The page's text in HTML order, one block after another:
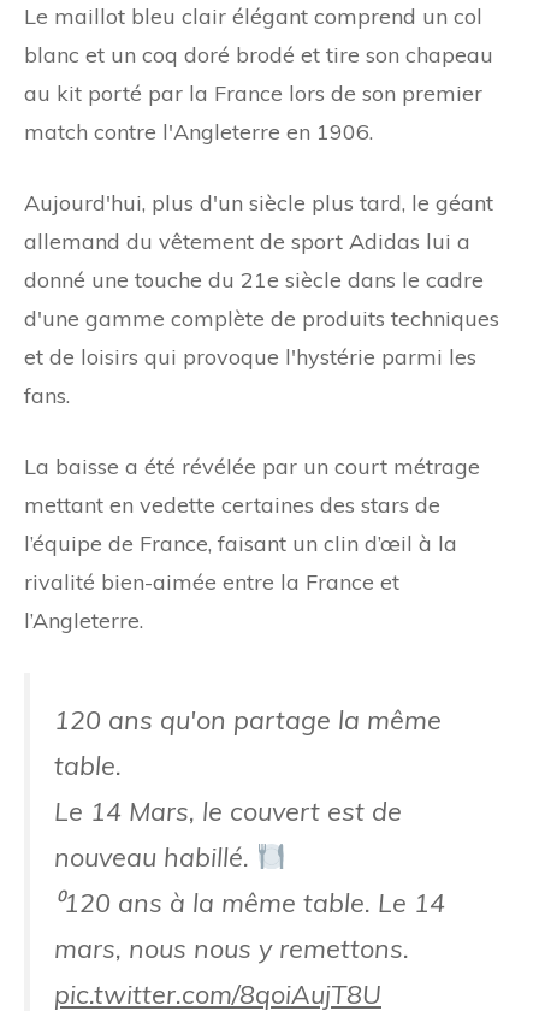
Le maillot bleu clair élégant comprend un col
blanc et un coq doré brodé et tire son chapeau
au kit porté par la France lors de son premier
match contre l'Angleterre en 1906.
Aujourd'hui, plus d'un siècle plus tard, le géant
allemand du vêtement de sport Adidas lui a
donné une touche du 21e siècle dans le cadre
d'une gamme complète de produits techniques
et de loisirs qui provoque l'hystérie parmi les
fans.
La baisse a été révélée par un court métrage
mettant en vedette certaines des stars de
l’équipe de France, faisant un clin d’œil à la
rivalité bien-aimée entre la France et
l’Angleterre.
120 ans qu'on partage la même
table.
Le 14 Mars, le couvert est de
nouveau habillé.
⁰120 ans à la même table. Le 14
mars, nous nous y remettons.
pic.twitter.com/8qoiAujT8U